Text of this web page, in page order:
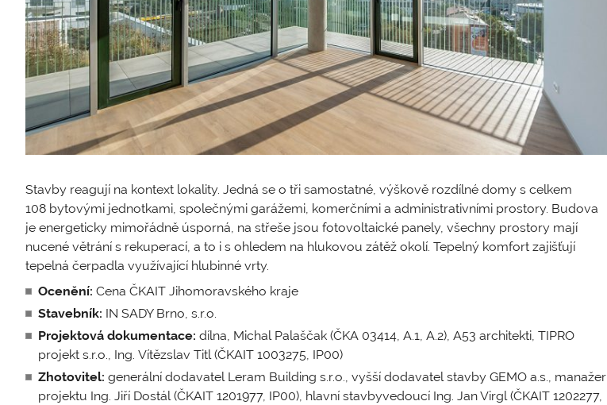
Stavby reagují na kontext lokality. Jedná se o tři samostatné, výškově rozdílné domy s celkem
108 bytovými jednotkami, společnými garážemi, komerčními a administrativními prostory. Budova
je energeticky mimořádně úsporná, na střeše jsou fotovoltaické panely, všechny prostory mají
nucené větrání s rekuperací, a to i s ohledem na hlukovou zátěž okolí. Tepelný komfort zajišťují
tepelná čerpadla využívající hlubinné vrty.
Ocenění: Cena ČKAIT Jihomoravského kraje
Stavebník: IN SADY Brno, s.r.o.
Projektová dokumentace: dílna, Michal Palaščak (ČKA 03414, A.1, A.2), A53 architekti, TIPRO
projekt s.r.o., Ing. Vítězslav Titl (ČKAIT 1003275, IP00)
Zhotovitel: generální dodavatel Leram Building s.r.o., vyšší dodavatel stavby GEMO a.s., manažer
projektu Ing. Jiří Dostál (ČKAIT 1201977, IP00), hlavní stavbyvedoucí Ing. Jan Virgl (ČKAIT 1202277,